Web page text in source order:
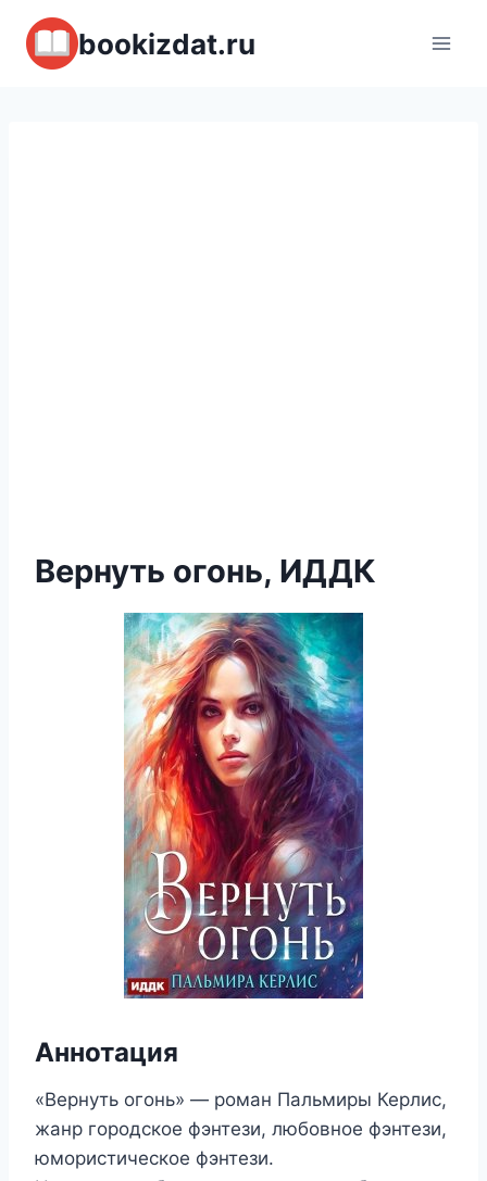
Перейти
содержимому
bookizdat.ru
Вернуть огонь, ИДДК
Аннотация
«Вернуть огонь» — роман Пальмиры Керлис,
жанр городское фэнтези, любовное фэнтези,
юмористическое фэнтези.